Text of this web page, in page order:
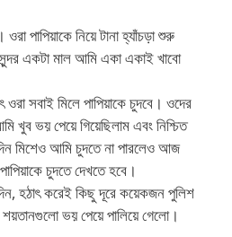
পাপিয়াকে নিয়ে টানা হ্যাঁচড়া শুরু
একটা মাল আমি একা একাই খাবো
ওরা সবাই মিলে পাপিয়াকে চুদবে। ওদের
খুব ভয় পেয়ে গিয়েছিলাম এবং নিশ্চিত
মিশেও আমি চুদতে না পারলেও আজ
চুদতে দেখতে হবে।
হঠাৎ করেই কিছু দূরে কয়েকজন পুলিশ
ভয় পেয়ে পালিয়ে গেলো।